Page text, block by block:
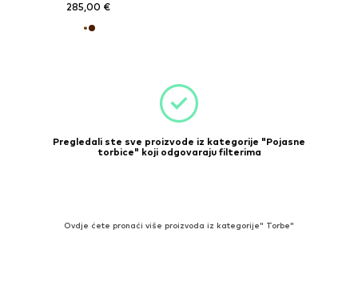
285,00 €
Pregledali ste sve proizvode iz kategorije "Pojasne
torbice" koji odgovaraju filterima
Ovdje ćete pronaći više proizvoda iz kategorije" Torbe"